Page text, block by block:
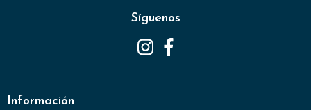
Síguenos
Información